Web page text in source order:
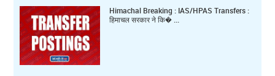
Himachal Breaking : IAS/HPAS Transfers :
हिमाचल सरकार ने कि� ...